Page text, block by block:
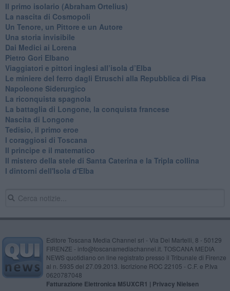
Il primo isolario (Abraham Ortelius)
La nascita di Cosmopoli
​Un Tenore, un Pittore e un Autore
Una storia invisibile
Dai Medici ai Lorena
​Pietro Gori Elbano
​Viaggiatori e pittori inglesi all’isola d’Elba
Le miniere del ferro dagli Etruschi alla Repubblica di Pisa
​Napoleone Siderurgico
​La riconquista spagnola
​La battaglia di Longone, la conquista francese
Nascita di Longone
Tedisio, il primo eroe
I coraggiosi di Toscana
Il principe e il matematico
Il mistero della stele di Santa Caterina e la Tripla collina
I dintorni dell'Isola d'Elba
Editore Toscana Media Channel srl - Via Dei Martelli, 8 - 50129
FIRENZE - info@toscanamediachannel.it. TOSCANA MEDIA
NEWS quotidiano on line registrato presso il Tribunale di Firenze
al n. 5935 del 27.09.2013. Iscrizione ROC 22105 - C.F. e P.Iva
0620787048
Fatturazione Elettronica M5UXCR1 | Privacy Nielsen